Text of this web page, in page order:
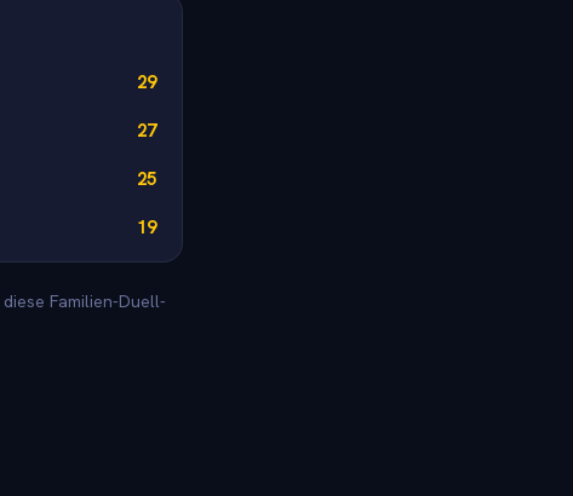
29
27
25
19
Familien-Duell-